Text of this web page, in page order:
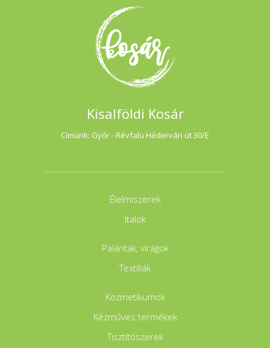
Kisalföldi Kosár
Címünk: Győr - Révfalu Hédervári út 30/E
Élelmiszerek
Italok
Palánták, virágok
Textíliák
Kozmetikumok
Kézműves termékek
Tisztítószerek